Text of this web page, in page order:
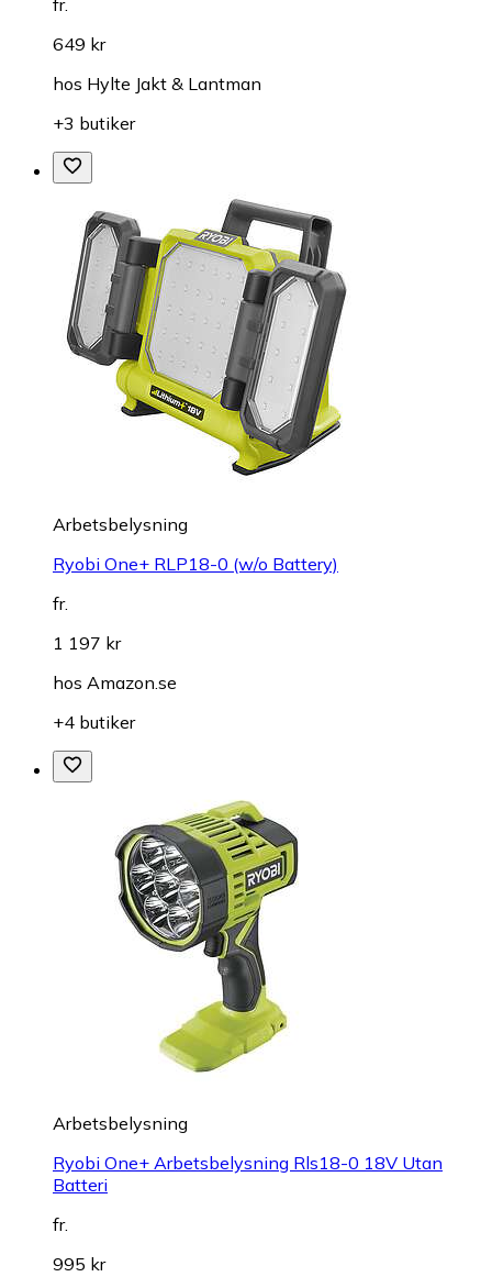
fr.
649 kr
hos Hylte Jakt & Lantman
+3 butiker
Arbetsbelysning
Ryobi One+ RLP18-0 (w/o Battery)
fr.
1 197 kr
hos Amazon.se
+4 butiker
Arbetsbelysning
Ryobi One+ Arbetsbelysning Rls18-0 18V Utan
Batteri
fr.
995 kr